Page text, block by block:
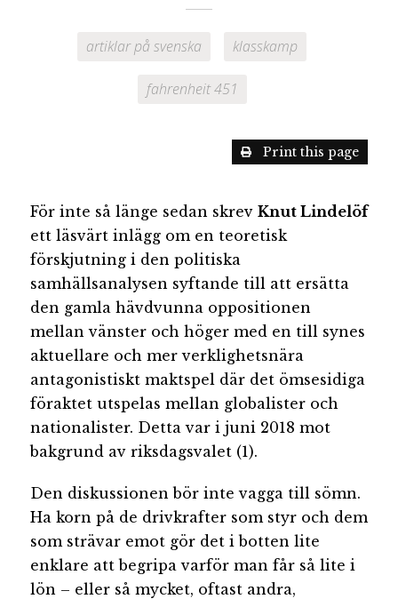
artiklar på svenska klasskamp
fahrenheit 451
Print this page
För inte så länge sedan skrev Knut Lindelöf
ett läsvärt inlägg om en teoretisk
förskjutning i den politiska
samhällsanalysen syftande till att ersätta
den gamla hävdvunna oppositionen
mellan vänster och höger med en till synes
aktuellare och mer verklighetsnära
antagonistiskt maktspel där det ömsesidiga
föraktet utspelas mellan globalister och
nationalister. Detta var i juni 2018 mot
bakgrund av riksdagsvalet (1).
Den diskussionen bör inte vagga till sömn.
Ha korn på de drivkrafter som styr och dem
som strävar emot gör det i botten lite
enklare att begripa varför man får så lite i
lön – eller så mycket, oftast andra,